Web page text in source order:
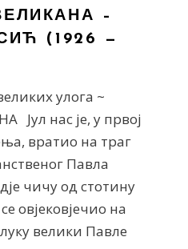
–
(1926 —
улога ~
нас је, у првој
вратио на траг
Павла
чичу од стотину
овјековјечио на
велики Павле